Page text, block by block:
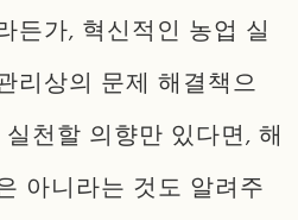
든가, 혁신적인 농업 실
리상의 문제 해결책으
천할 의향만 있다면, 해
아니라는 것도 알려주